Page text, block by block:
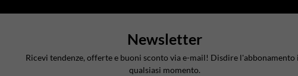
Newsletter
Ricevi tendenze, offerte e buoni sconto via e-mail! Disdire l'abbonamento
qualsiasi momento.